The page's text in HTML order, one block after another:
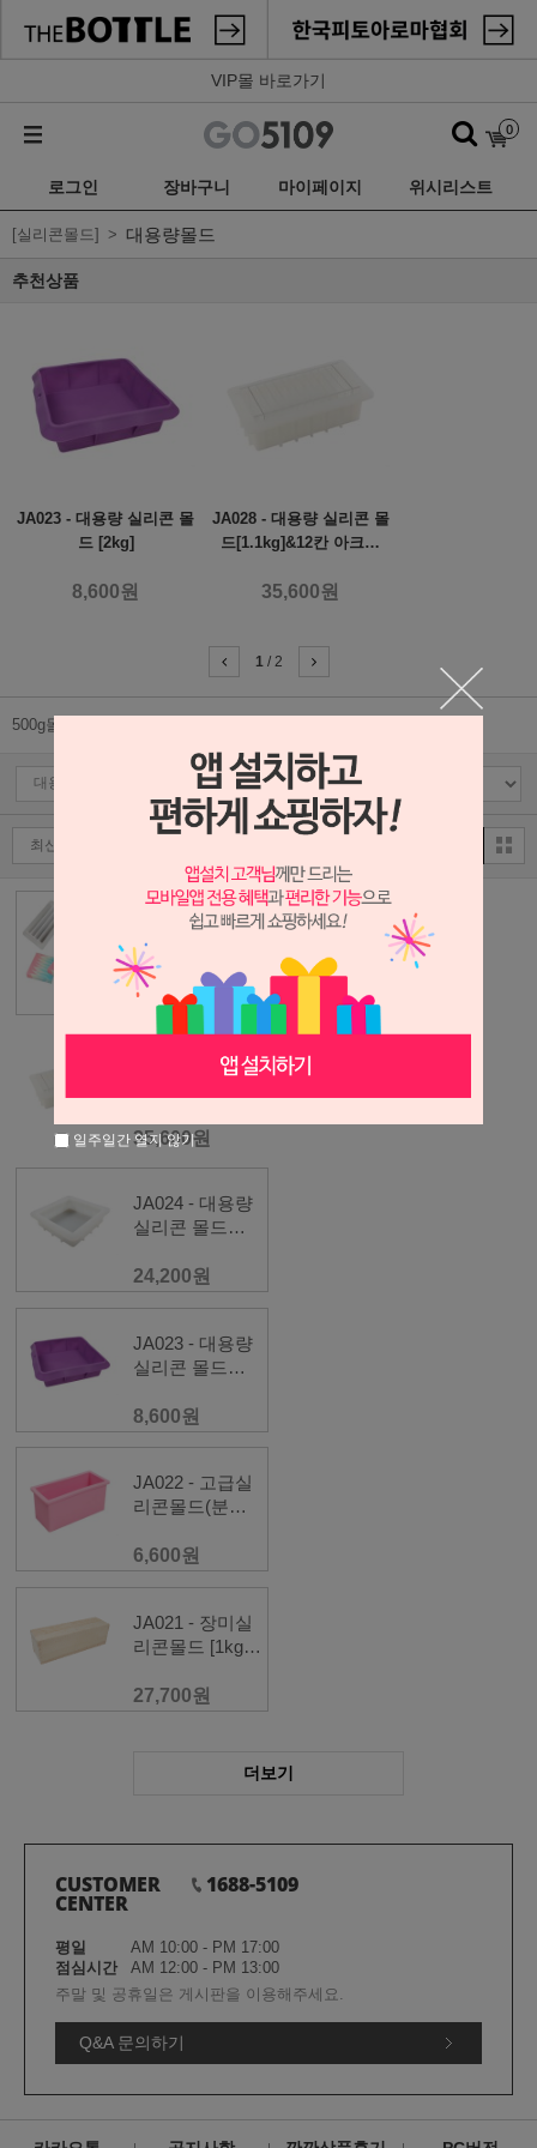
VIP몰 바로가기
0
로그인 장바구니 마이페이지 위시리스트
[실리콘몰드] 대용량몰드
추천상품
JA023 - 대용량 실리콘 몰
드 [2kg]
8,600원
JA028 - 대용량 실리콘 몰
드[1.1kg]&12칸 아크릴
35,600원
1/ 2
500g몰드
JA029 - 대용량
마블 실리콘 몰
드[1.2L]&4칸 아
크릴 칸막이
20,900원
JA028 - 대용량
크릴 칸막이
35,600원
JA024 - 대용량
실리콘 몰드
24,200원
JA023 - 대용량
실리콘 몰드
8,600원
JA022 - 고급실
리콘몰드(분홍
6,600원
JA021 - 장미실
리콘몰드 [1kg] -
27,700원
더보기
CUSTOMER
CENTER
1688-5109
평일
AM 10:00 - PM 17:00
점심시간
AM 12:00 - PM 13:00
주말 및 공휴일은 게시판을 이용해주세요.
Q&A 문의하기
일주일간 열지 않기